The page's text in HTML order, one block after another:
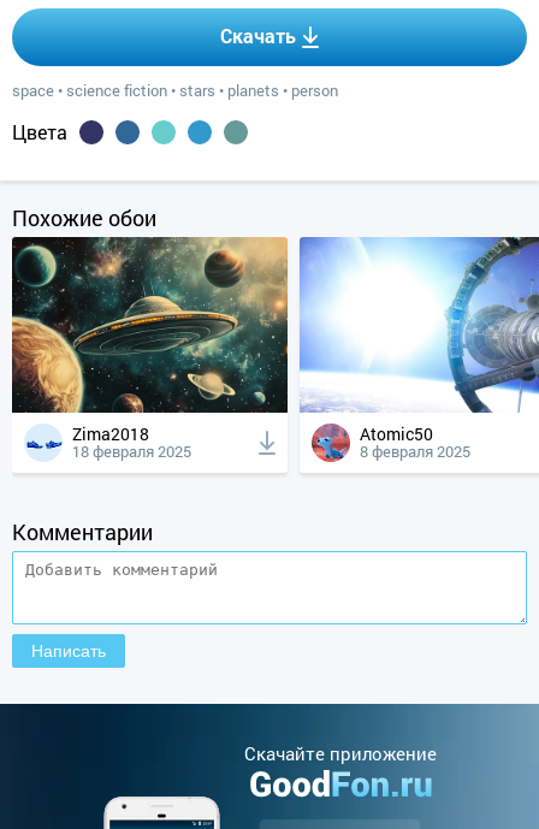
Скачать
space • science fiction • stars • planets • person
Цвета
Похожие обои
Zima2018
18 февраля 2025
Atomic50
8 февраля 2025
Комментарии
Cкачайте приложение